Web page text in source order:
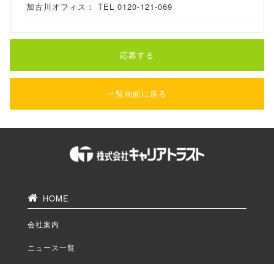
加古川オフィス： TEL 0120-121-069
応募する
一覧画面に戻る
HOME
会社案内
ニュース一覧